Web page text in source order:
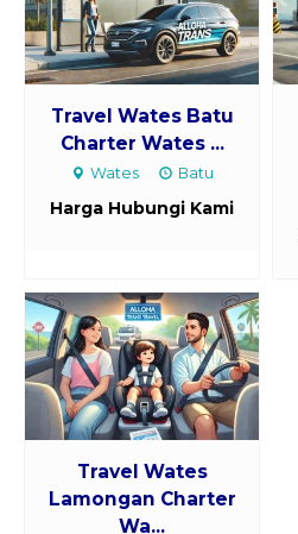
Travel Wates Batu
Charter Wates ...
Wates Batu
Harga Hubungi Kami
Travel Wates
Lamongan Charter
Wa...